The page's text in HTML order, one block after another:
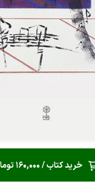
خرید کتاب / 160,000 تومان